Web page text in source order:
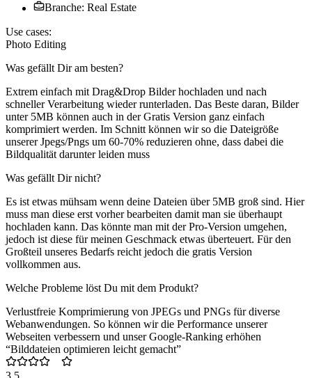
Branche: Real Estate
Use cases:
Photo Editing
Was gefällt Dir am besten?
Extrem einfach mit Drag&Drop Bilder hochladen und nach
schneller Verarbeitung wieder runterladen. Das Beste daran, Bilder
unter 5MB können auch in der Gratis Version ganz einfach
komprimiert werden. Im Schnitt können wir so die Dateigröße
unserer Jpegs/Pngs um 60-70% reduzieren ohne, dass dabei die
Bildqualität darunter leiden muss
Was gefällt Dir nicht?
Es ist etwas mühsam wenn deine Dateien über 5MB groß sind. Hier
muss man diese erst vorher bearbeiten damit man sie überhaupt
hochladen kann. Das könnte man mit der Pro-Version umgehen,
jedoch ist diese für meinen Geschmack etwas überteuert. Für den
Großteil unseres Bedarfs reicht jedoch die gratis Version
vollkommen aus.
Welche Probleme löst Du mit dem Produkt?
Verlustfreie Komprimierung von JPEGs und PNGs für diverse
Webanwendungen. So können wir die Performance unserer
Webseiten verbessern und unser Google-Ranking erhöhen
“Bilddateien optimieren leicht gemacht”